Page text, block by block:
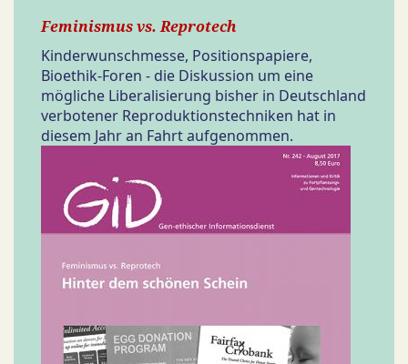
Feminismus vs. Reprotech
Kinderwunschmesse, Positionspapiere,
Bioethik-Foren - die Diskussion um eine
mögliche Liberalisierung bisher in Deutschland
verbotener Reproduktionstechniken hat in
diesem Jahr an Fahrt aufgenommen.